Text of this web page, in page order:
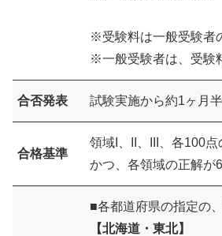
※受験料は一般受験者
※一般受験者は、受験
合否発表 試験実施から約1ヶ月半
合格基準
領域I、II、III、各100
かつ、各領域の正解が
■各都道府県の指定の
【北海道・東北】